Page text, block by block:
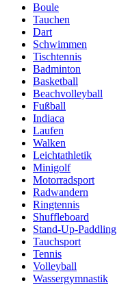
Boule
Tauchen
Dart
Schwimmen
Tischtennis
Badminton
Basketball
Beachvolleyball
Fußball
Indiaca
Laufen
Walken
Leichtathletik
Minigolf
Motorradsport
Radwandern
Ringtennis
Shuffleboard
Stand-Up-Paddling
Tauchsport
Tennis
Volleyball
Wassergymnastik